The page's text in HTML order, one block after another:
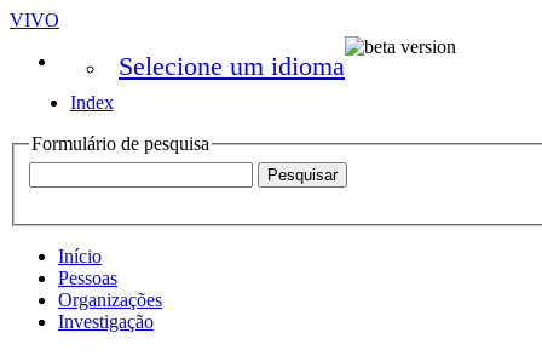
VIVO
Selecione um idioma
Index
Formulário de pesquisa
Início
Pessoas
Organizações
Investigação